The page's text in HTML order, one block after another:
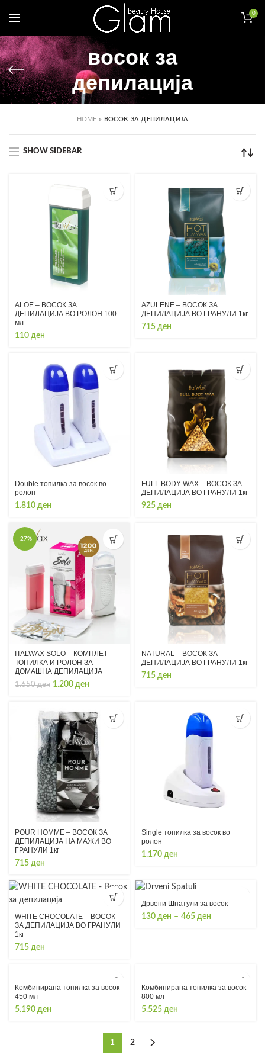
0
восок за
депилација
HOME » ВОСОК ЗА ДЕПИЛАЦИЈА
SHOW SIDEBAR
ALOE – ВОСОК ЗА
ДЕПИЛАЦИЈА ВО РОЛОН 100
мл
110 ден
AZULENE – ВОСОК ЗА
ДЕПИЛАЦИЈА ВО ГРАНУЛИ 1кг
715 ден
Double топилка за восок во
ролон
1.810 ден
FULL BODY WAX – ВОСОК ЗА
ДЕПИЛАЦИЈА ВО ГРАНУЛИ 1кг
925 ден
-27%
ITALWAX SOLO – КОМПЛЕТ
ТОПИЛКА И РОЛОН ЗА
ДОМАШНА ДЕПИЛАЦИЈА
1.650ден Original
1.650 ден.
1.200 ден
1.200 ден.
NATURAL – ВОСОК ЗА
ДЕПИЛАЦИЈА ВО ГРАНУЛИ 1кг
715 ден
POUR HOMME – ВОСОК ЗА
ДЕПИЛАЦИЈА НА МАЖИ ВО
ГРАНУЛИ 1кг
715 ден
Single топилка за восок во
ролон
1.170 ден
WHITE CHOCOLATE – ВОСОК
ЗА ДЕПИЛАЦИЈА ВО ГРАНУЛИ
1кг
715 ден
Дрвени Шпатули за восок
130 ден – 465 ден
Комбинирана топилка за восок
450 мл
5.190 ден
Комбинирана топилка за восок
800 мл
5.525 ден
1 2